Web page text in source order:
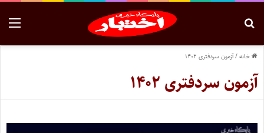
خانه/آزمون سردفتری ۱۴۰۲
آزمون سردفتری ۱۴۰۲